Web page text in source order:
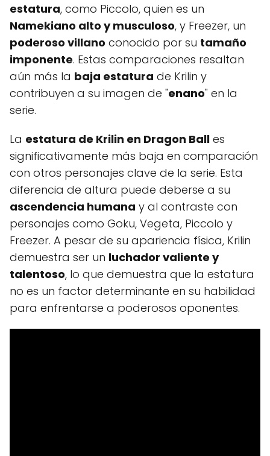
estatura, como Piccolo, quien es un
Namekiano alto y musculoso, y Freezer, un
poderoso villano conocido por su tamaño
imponente. Estas comparaciones resaltan
aún más la baja estatura de Krilin y
contribuyen a su imagen de "enano" en la
serie.
La estatura de Krilin en Dragon Ball es
significativamente más baja en comparación
con otros personajes clave de la serie. Esta
diferencia de altura puede deberse a su
ascendencia humana y al contraste con
personajes como Goku, Vegeta, Piccolo y
Freezer. A pesar de su apariencia física, Krilin
demuestra ser un luchador valiente y
talentoso, lo que demuestra que la estatura
no es un factor determinante en su habilidad
para enfrentarse a poderosos oponentes.